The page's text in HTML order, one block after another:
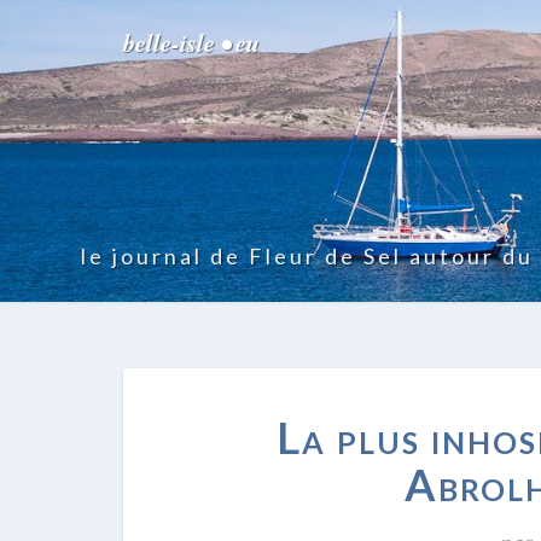
belle-isle • eu
le journal de Fleur de Sel autour du
La plus